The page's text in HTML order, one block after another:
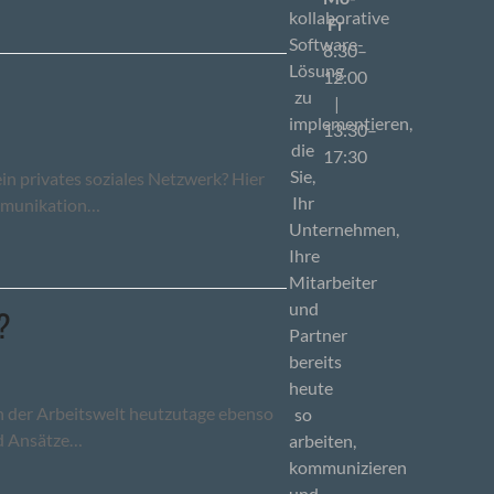
privates soziales Netzwerk? Hier
Arbeitswelt heutzutage ebenso
Ansätze…
kollaborative
Software-
Lösung
zu
implementieren,
die
Sie,
Ihr
Unternehmen,
Ihre
Mitarbeiter
und
Partner
bereits
heute
so
arbeiten,
kommunizieren
Fr
8:30–
12:00
|
13:30–
17:30